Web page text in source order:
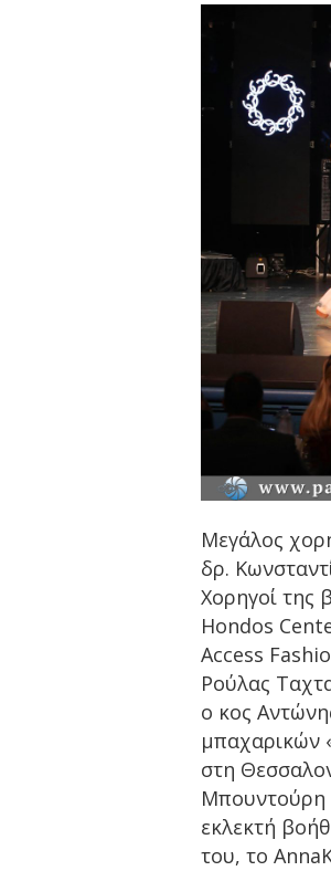
Μεγάλος
δρ.
Χορηγοί της
Hondos
Access
Ρούλας
ο κος
μπαχαρικών
στη
Μπουντούρη
εκλεκτή
του, το